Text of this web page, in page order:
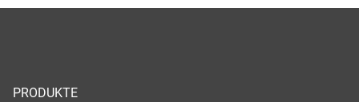
PRODUKTE